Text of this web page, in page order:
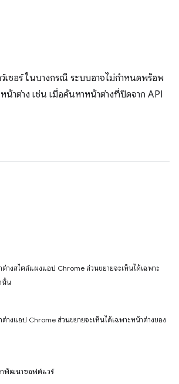
ว์เซอร์ ในบางกรณี ระบบอาจไม่กำหนดพร็อพ
น้าต่าง เช่น เมื่อค้นหาหน้าต่างที่ปิดจาก API
างสไตล์แผงแอป Chrome ส่วนขยายจะเห็นได้เฉพาะ
นั้น
างแอป Chrome ส่วนขยายจะเห็นได้เฉพาะหน้าต่างของ
กพัฒนาซอฟต์แวร์